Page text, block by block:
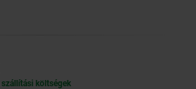
szállítási költségek